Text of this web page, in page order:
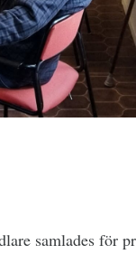
samlades för